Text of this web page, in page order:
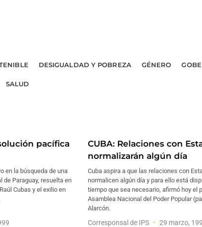
DESIGUALDAD Y POBREZA GÉNERO
SALUD
pacífica
en la búsqueda de una
Paraguay, resuelta en
Cubas y el exilio en
CUBA: Relaciones con
normalizarán algún día
Cuba aspira a que las relaciones con
normalicen algún día y para ello está
tiempo que sea necesario, afirmó hoy el
Asamblea Nacional del Poder Popular
Alarcón.
Corresponsal de IPS 29 marzo,